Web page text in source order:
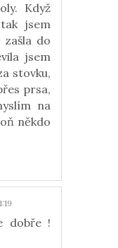
Když
jsem
do
jsem
stovku,
prsa,
na
někdo
dobře !